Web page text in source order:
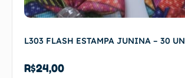
L303 FLASH ESTAMPA JUNINA – 30 UN
R$24,00